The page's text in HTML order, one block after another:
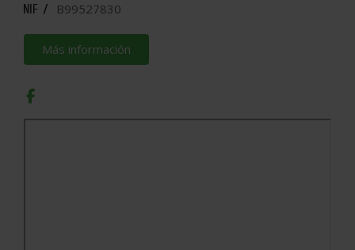
NIF / B99527830
Más información